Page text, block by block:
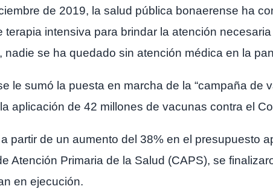
de 2019, la salud pública bonaerense ha
terapia intensiva para brindar la atención
nadie se ha quedado sin atención médica en la
le sumó la puesta en marcha de la “campaña
aplicación de 42 millones de vacunas contra el
partir de un aumento del 38% en el presupuesto
Atención Primaria de la Salud (CAPS), se
en ejecución.